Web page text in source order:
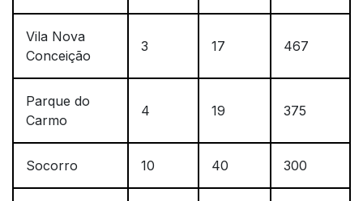
Vila Nova
Conceição
3 17 467
Parque do
Carmo
4 19 375
Socorro 10 40 300